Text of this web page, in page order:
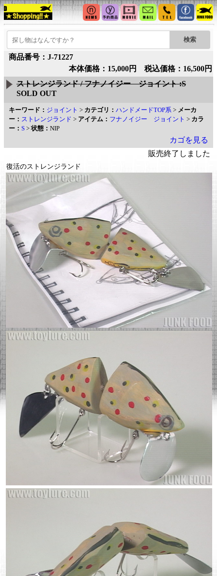
商品番号：J-71227
本体価格：15,000円 税込価格：16,500円
ストレンジランド / フナノイジー ジョイント :S
SOLD OUT
キーワード： ジョイント > カテゴリ： ハンドメードTOP系 > メーカ
ー： ストレンジランド > アイテム： フナノイジー ジョイント > カラ
ー： S >状態： NIP
カゴを見る
販売終了しました
復活のストレンジランド